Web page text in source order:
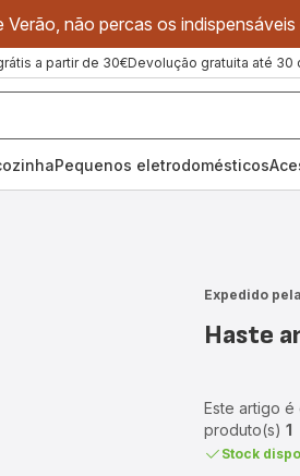
Verão, não percas os
a partir de 30€Devolução gratuita até 30
Pequenos eletrodomésticos
Expedido
Haste
Este artigo é
produto(s) 1
Stock